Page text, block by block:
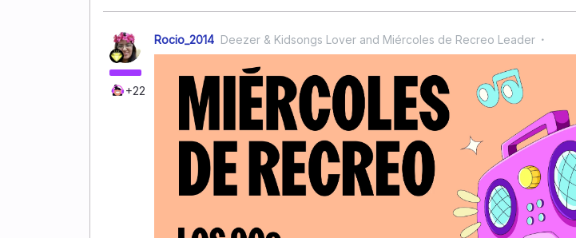
+22
Rocio_2014 Deezer & Kidsongs Lover and Miércoles de Recreo Leader